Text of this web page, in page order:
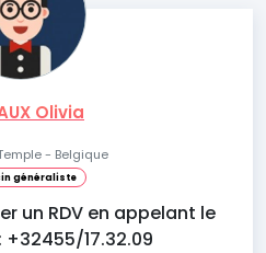
Olivia
- Belgique
généraliste
un RDV en appelant le
17.32.09